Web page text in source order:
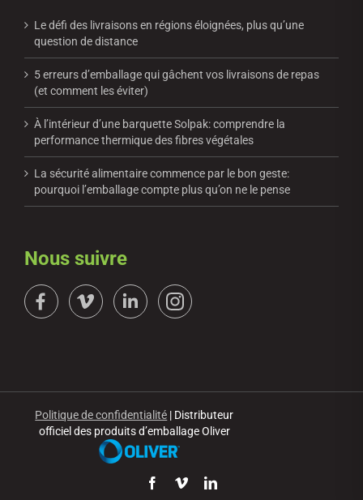
Le défi des livraisons en régions éloignées, plus qu’une
question de distance
5 erreurs d’emballage qui gâchent vos livraisons de repas
(et comment les éviter)
À l’intérieur d’une barquette Solpak: comprendre la
performance thermique des fibres végétales
La sécurité alimentaire commence par le bon geste:
pourquoi l’emballage compte plus qu’on ne le pense
Nous suivre
Politique de confidentialité | Distributeur
officiel des produits d’emballage Oliver
Facebook
VimeoLinkedIn